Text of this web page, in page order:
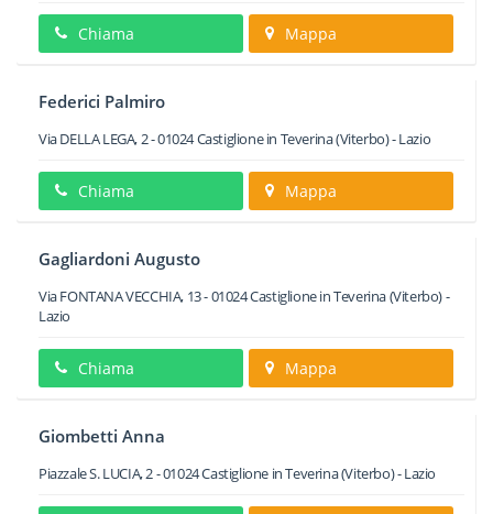
Chiama Mappa
Federici Palmiro
Via DELLA LEGA, 2-01024Castiglione in Teverina(Viterbo) -Lazio
Chiama Mappa
Gagliardoni Augusto
Via FONTANA VECCHIA, 13-01024Castiglione in Teverina(Viterbo) -
Lazio
Chiama Mappa
Giombetti Anna
Piazzale S. LUCIA, 2-01024Castiglione in Teverina(Viterbo) -Lazio